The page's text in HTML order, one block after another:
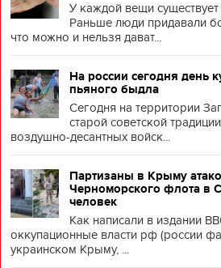
У каждой вещи существует
Раньше люди придавали
что можно и нельзя дават...
На россии сегодня день
пьяного быдла
Сегодня на территории
старой советской
воздушно-десантных войск...
Партизаны в Крыму
Черноморского флота в
человек
Как написали в издании
оккупационные власти рф (россии
украинском Крыму, ...